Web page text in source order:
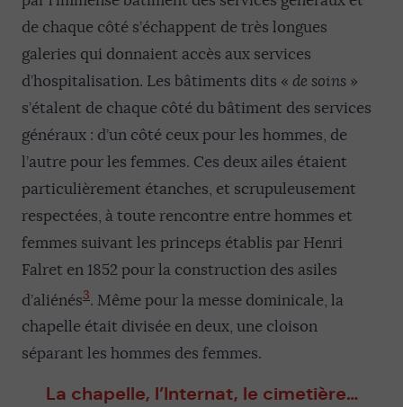
de chaque côté s’échappent de très longues
galeries qui donnaient accès aux services
d’hospitalisation. Les bâtiments dits « de soins »
s’étalent de chaque côté du bâtiment des services
généraux : d’un côté ceux pour les hommes, de
l’autre pour les femmes. Ces deux ailes étaient
particulièrement étanches, et scrupuleusement
respectées, à toute rencontre entre hommes et
femmes suivant les princeps établis par Henri
Falret en 1852 pour la construction des asiles
d’aliénés3. Même pour la messe dominicale, la
chapelle était divisée en deux, une cloison
séparant les hommes des femmes.
La chapelle, l’Internat, le cimetière…